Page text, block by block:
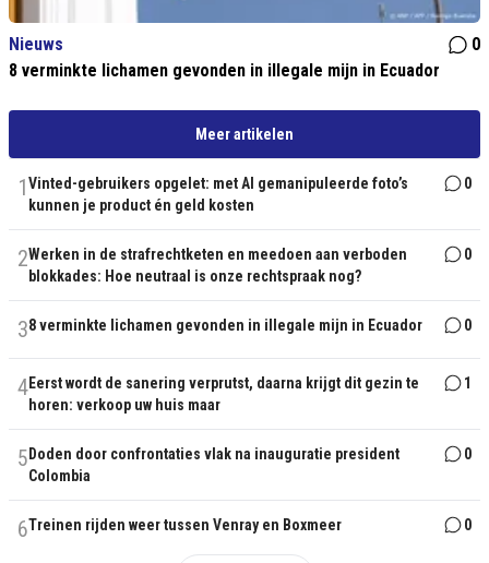
Nieuws
0
8 verminkte lichamen gevonden in illegale mijn in Ecuador
Meer artikelen
1Vinted-gebruikers opgelet: met AI gemanipuleerde foto’s
kunnen je product én geld kosten
0
2Werken in de strafrechtketen en meedoen aan verboden
blokkades: Hoe neutraal is onze rechtspraak nog?
0
38 verminkte lichamen gevonden in illegale mijn in Ecuador 0
4Eerst wordt de sanering verprutst, daarna krijgt dit gezin te
horen: verkoop uw huis maar
1
5 Doden door confrontaties vlak na inauguratie president
Colombia
0
6Treinen rijden weer tussen Venray en Boxmeer 0